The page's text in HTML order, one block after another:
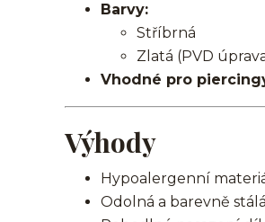
Barvy:
Stříbrná
Zlatá (PVD
Vhodné pro
Výhody
Hypoalergenní
Odolná a barevně